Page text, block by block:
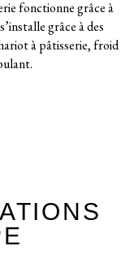
fonctionne grâce à
grâce à des
à pâtisserie, froid